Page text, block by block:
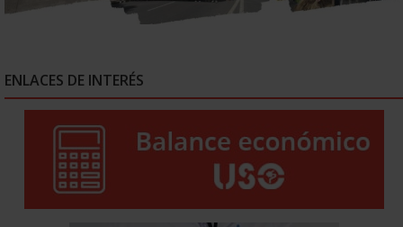
ENLACES DE INTERÉS